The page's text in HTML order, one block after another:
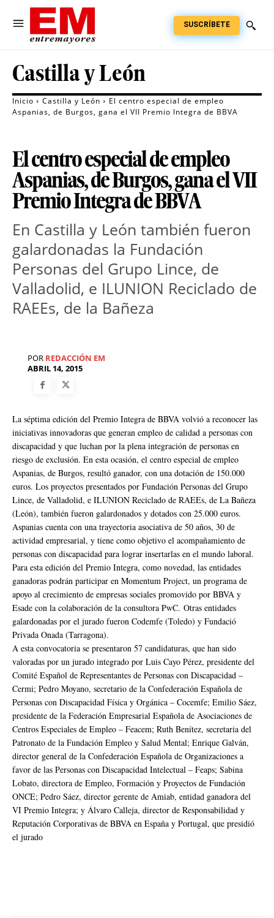
SUSCRÍBETE
Castilla y León
Inicio Castilla y León
El centro especial de empleo
Aspanias, de Burgos, gana el VII Premio Integra de BBVA
El centro especial de empleo
Aspanias, de Burgos, gana el VII
Premio Integra de BBVA
En Castilla y León también fueron
galardonadas la Fundación
Personas del Grupo Lince, de
Valladolid, e ILUNION Reciclado de
RAEEs, de la Bañeza
POR REDACCIÓN EM
ABRIL 14, 2015
La séptima edición del Premio Integra de BBVA volvió a reconocer las
iniciativas innovadoras que generan empleo de calidad a personas con
discapacidad y que luchan por la plena integración de personas en
riesgo de exclusión. En esta ocasión, el centro especial de empleo
Aspanias, de Burgos, resultó ganador, con una dotación de 150.000
euros. Los proyectos presentados por Fundación Personas del Grupo
Lince, de Valladolid, e ILUNION Reciclado de RAEEs, de La Bañeza
(León), también fueron galardonados y dotados con 25.000 euros.
Aspanias cuenta con una trayectoria asociativa de 50 años, 30 de
actividad empresarial, y tiene como objetivo el acompañamiento de
personas con discapacidad para lograr insertarlas en el mundo laboral.
Para esta edición del Premio Integra, como novedad, las entidades
ganadoras podrán participar en Momentum Project, un programa de
apoyo al crecimiento de empresas sociales promovido por BBVA y
Esade con la colaboración de la consultora PwC. Otras entidades
galardonadas por el jurado fueron Codemfe (Toledo) y Fundació
Privada Onada (Tarragona).
A esta convocatoria se presentaron 57 candidaturas, que han sido
valoradas por un jurado integrado por Luis Cayo Pérez, presidente del
Comité Español de Representantes de Personas con Discapacidad –
Cermi; Pedro Moyano, secretario de la Confederación Española de
Personas con Discapacidad Física y Orgánica – Cocemfe; Emilio Sáez,
presidente de la Federación Empresarial Española de Asociaciones de
Centros Especiales de Empleo – Feacem; Ruth Benítez, secretaria del
Patronato de la Fundación Empleo y Salud Mental; Enrique Galván,
director general de la Confederación Española de Organizaciones a
favor de las Personas con Discapacidad Intelectual – Feaps; Sabina
Lobato, directora de Empleo, Formación y Proyectos de Fundación
ONCE; Pedro Sáez, director gerente de Amiab, entidad ganadora del
VI Premio Integra; y Álvaro Calleja, director de Responsabilidad y
Reputación Corporativas de BBVA en España y Portugal, que presidió
el jurado